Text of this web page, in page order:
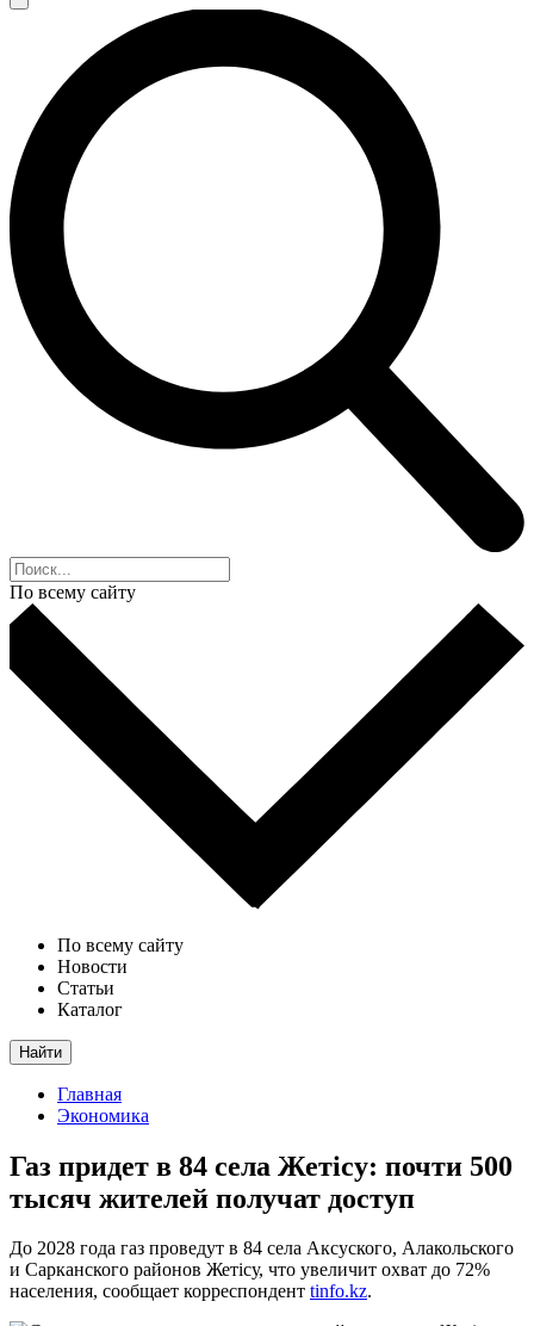
По всему сайту
По всему сайту
Новости
Статьи
Каталог
Найти
Главная
Экономика
Газ придет в 84 села Жетісу: почти 500
тысяч жителей получат доступ
До 2028 года газ проведут в 84 села Аксуского, Алакольского
и Сарканского районов Жетісу, что увеличит охват до 72%
населения, сообщает корреспондент tinfo.kz.